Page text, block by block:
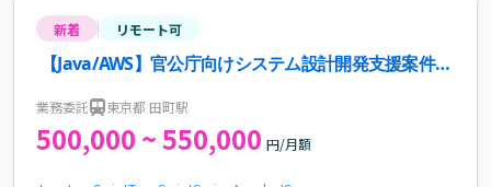
新着 リモート可
【Java/AWS】官公庁向けシステム設計開発支援案件・
業務委託 東京都 田町駅
500,000 ~ 550,000 円/月額